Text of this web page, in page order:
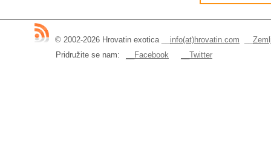
© 2002-2026 Hrovatin exotica__ info(at)hrovatin.com
Pridružite se nam:
__Facebook __Twitter